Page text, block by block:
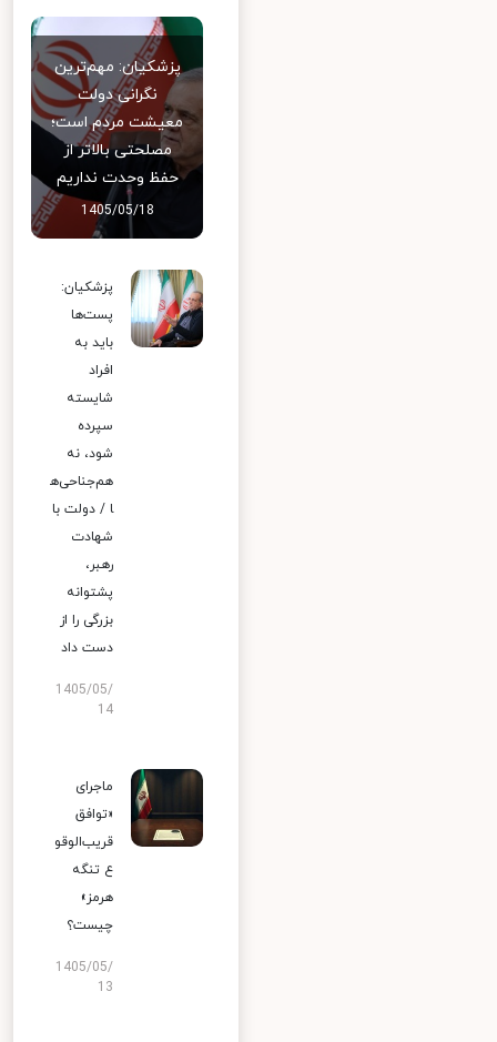
پزشکیان: مهم‌ترین
نگرانی دولت
معیشت مردم است؛
مصلحتی بالاتر از
حفظ وحدت نداریم
1405/05/18
پزشکیان:
پست‌ها
باید به
افراد
شایسته
سپرده
شود، نه
هم‌جناحی‌ه
ا / دولت با
شهادت
رهبر،
پشتوانه
بزرگی را از
دست داد
1405/05/
14
ماجرای
«توافق
قریب‌الوقو
ع تنگه
هرمز»
چیست؟
1405/05/
13